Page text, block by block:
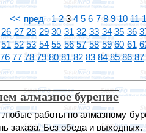
<< пред 1 234 5 6 7 8 9 10 11
26 27 28 29 30 31 32 33 34 35 36
51 52 53 54 55 56 57 58 59 60 61
76 77 78 79 80 81 82 83 84 85 86 87
алмазное бурение
работы по алмазному
заказа. Без обеда и выходных.